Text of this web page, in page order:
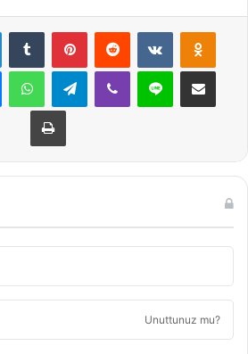
LinkedInTumblr PinterestReddit VKontakte
MessengerWhatsAppTelegramViber Line E-Posta ile
Yazdır
Unuttunuz mu?